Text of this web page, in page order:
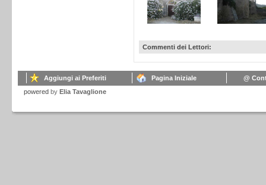
Commenti dei Lettori:
Aggiungi ai Preferiti Pagina Iniziale
@
powered by Elia Tavaglione